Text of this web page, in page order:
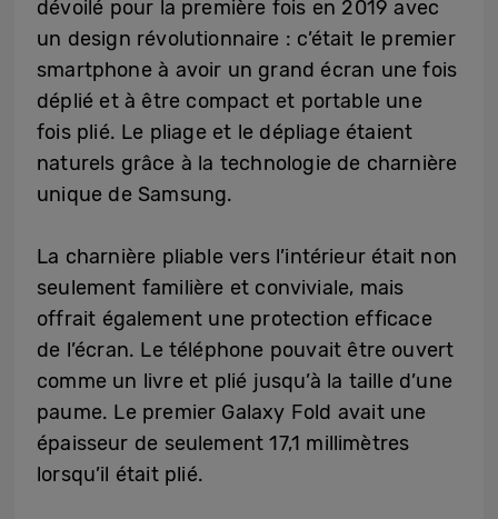
dévoilé pour la première fois en 2019 avec
un design révolutionnaire : c’était le premier
smartphone à avoir un grand écran une fois
déplié et à être compact et portable une
fois plié. Le pliage et le dépliage étaient
naturels grâce à la technologie de charnière
unique de Samsung.
La charnière pliable vers l’intérieur était non
seulement familière et conviviale, mais
offrait également une protection efficace
de l’écran. Le téléphone pouvait être ouvert
comme un livre et plié jusqu’à la taille d’une
paume. Le premier Galaxy Fold avait une
épaisseur de seulement 17,1 millimètres
lorsqu’il était plié.